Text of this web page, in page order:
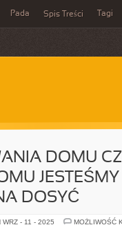
Pada Spis Treści Tagi
DOMU
JESTEŚMY
DOSYĆ
WRZ - 11 - 2025
MOŻLIWOŚĆ